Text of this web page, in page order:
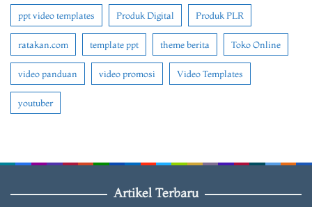
ppt video templates Produk Digital Produk PLR
ratakan.com template ppt theme berita Toko Online
video panduan video promosi Video Templates
youtuber
Artikel Terbaru